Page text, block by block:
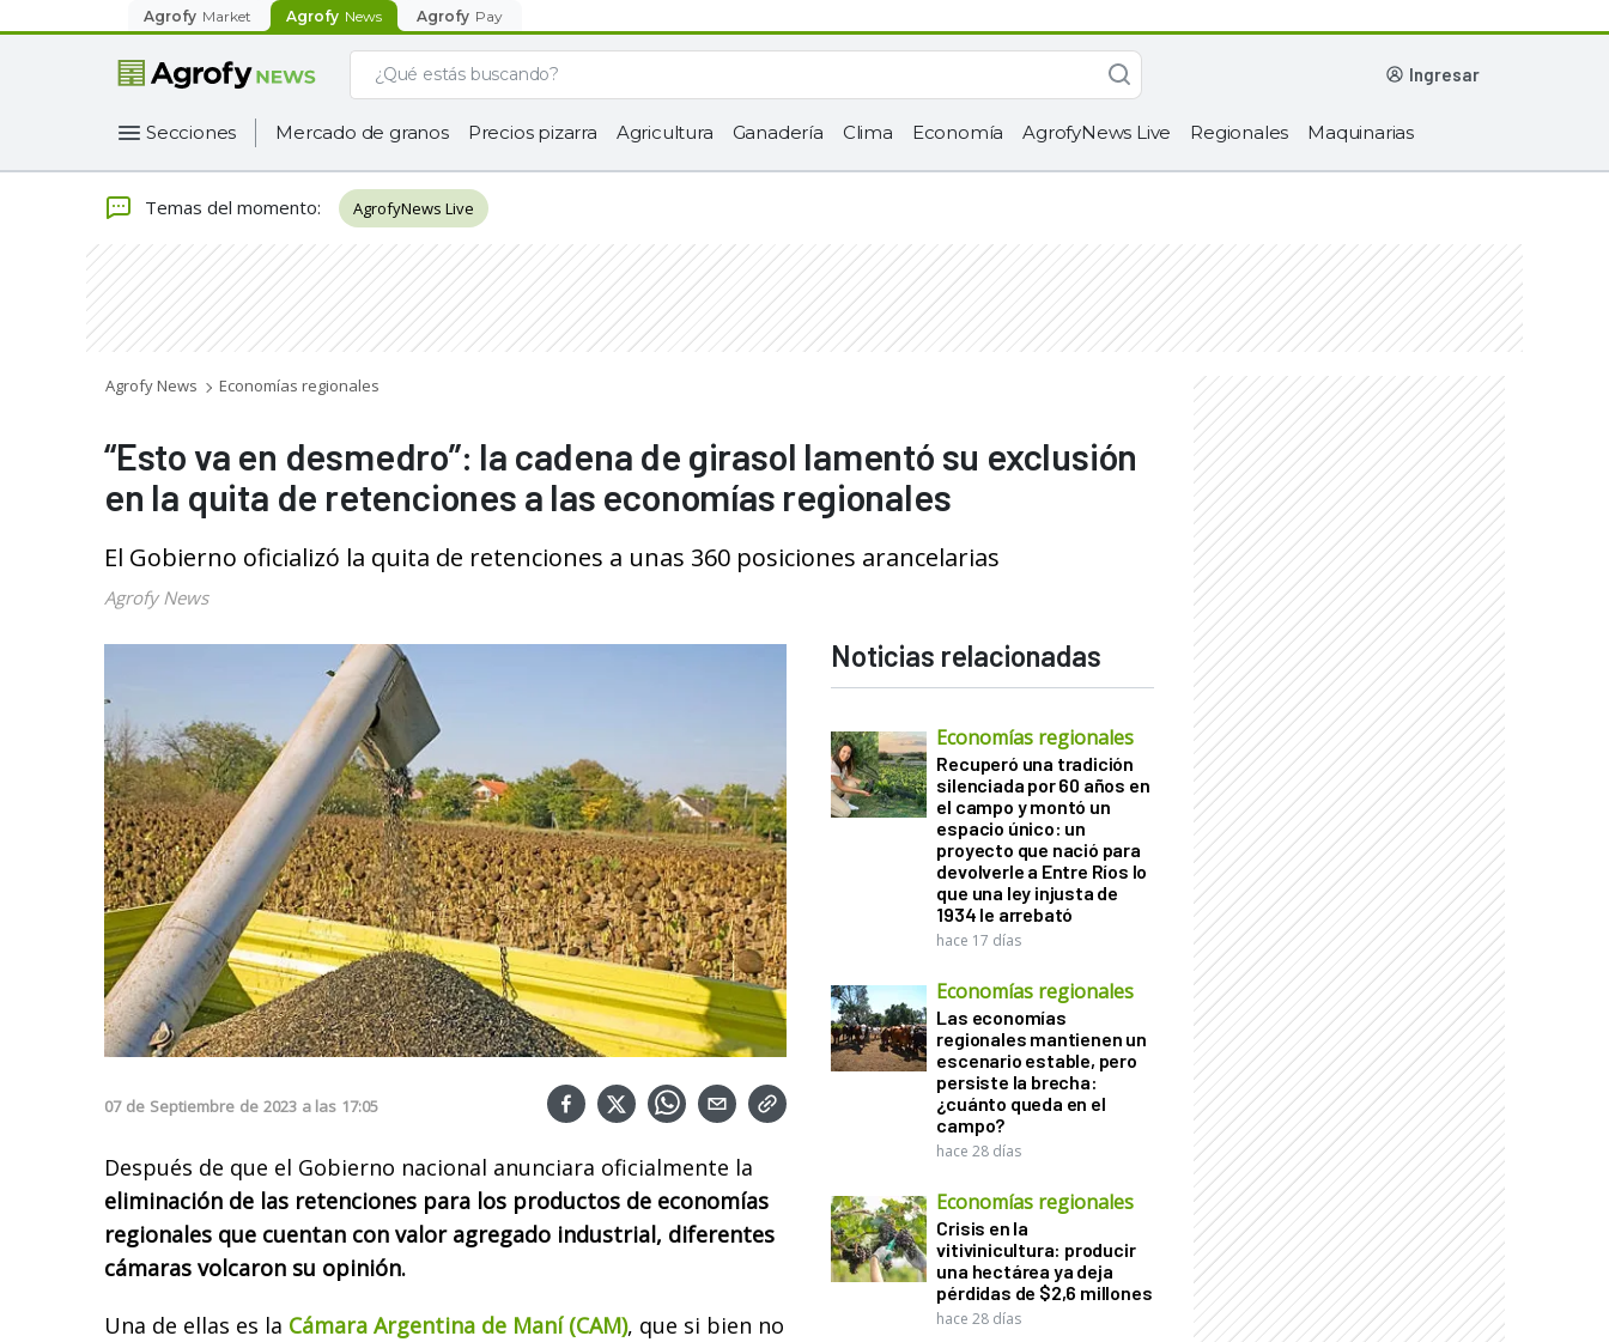
Agrofy Market Agrofy News Agrofy Pay
ingresar
Secciones Mercado de granos Precios pizarra Agricultura Ganadería Clima Economía AgrofyNews Live Regionales Maquinarias
Temas del momento: AgrofyNews Live
Agrofy News Economías regionales
“Esto va en desmedro”: la cadena de girasol lamentó su exclusión
en la quita de retenciones a las economías regionales
El Gobierno oficializó la quita de retenciones a unas 360 posiciones arancelarias
Agrofy News
07 de Septiembre de 2023 a las 17:05
Después de que el Gobierno nacional anunciara oficialmente la
eliminación de las retenciones para los productos de economías
regionales que cuentan con valor agregado industrial, diferentes
cámaras volcaron su opinión.
Una de ellas es la Cámara Argentina de Maní (CAM), que si bien no
Noticias relacionadas
Economías regionales
Recuperó una tradición
silenciada por 60 años en
el campo y montó un
espacio único: un
proyecto que nació para
devolverle a Entre Ríos lo
que una ley injusta de
1934 le arrebató
hace 17 días
Economías regionales
Las economías
regionales mantienen un
escenario estable, pero
persiste la brecha:
¿cuánto queda en el
campo?
hace 28 días
Economías regionales
Crisis en la
vitivinicultura: producir
una hectárea ya deja
pérdidas de $2,6 millones
hace 28 días